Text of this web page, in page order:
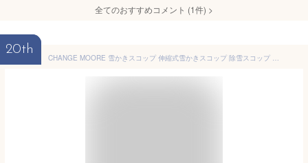
全てのおすすめコメント (1件) >
20th
CHANGE MOORE 雪かきスコップ 伸縮式雪かきスコップ 除雪スコップ スノースコップ 車載スコップ アルミ合金 長さ調節可能71~86cm 便利な着脱式 超軽量 470g 組み立てが簡単 車用 雪掻き 泥除け 除雪 雪対策 キャンプ 園芸 アウトドア 2個セット